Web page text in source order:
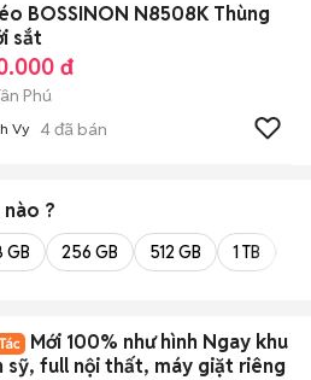
BOSSINON N8508K Thùng
sắt
đ
Phú
Vy 4đã bán
nào ?
GB 256 GB 512 GB 1 TB
Mới 100% như hình Ngay khu
sỹ, full nội thất, máy giặt riêng